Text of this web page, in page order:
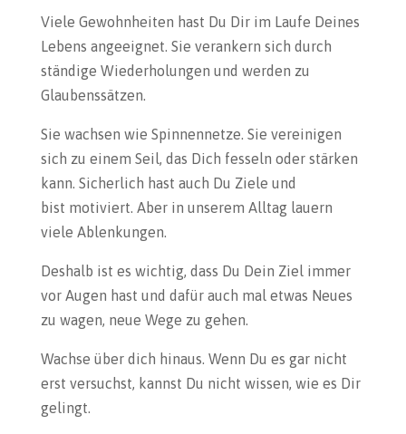
Viele Gewohnheiten hast Du Dir im Laufe Deines
Lebens angeeignet. Sie verankern sich durch
ständige Wiederholungen und werden zu
Glaubenssätzen.
Sie wachsen wie Spinnennetze. Sie vereinigen
sich zu einem Seil, das Dich fesseln oder stärken
kann. Sicherlich hast auch Du Ziele und
bist motiviert. Aber in unserem Alltag lauern
viele Ablenkungen.
Deshalb ist es wichtig, dass Du Dein Ziel immer
vor Augen hast und dafür auch mal etwas Neues
zu wagen, neue Wege zu gehen.
Wachse über dich hinaus. Wenn Du es gar nicht
erst versuchst, kannst Du nicht wissen, wie es Dir
gelingt.